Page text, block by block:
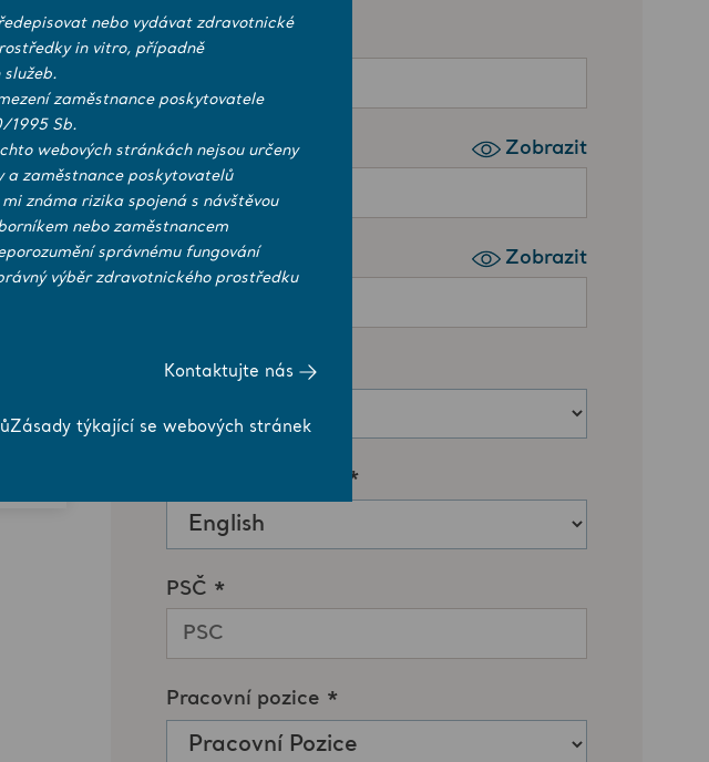
nebo vydávat zdravotnické
in vitro, případně
zaměstnance poskytovatele
1995 Sb.
webových stránkách nejsou určeny
a zaměstnance poskytovatelů
známa rizika spojená s návštěvou
nebo zaměstnancem
správnému fungování
výběr zdravotnického prostředku
Kontaktujte nás
Zásady týkající se webových stránek